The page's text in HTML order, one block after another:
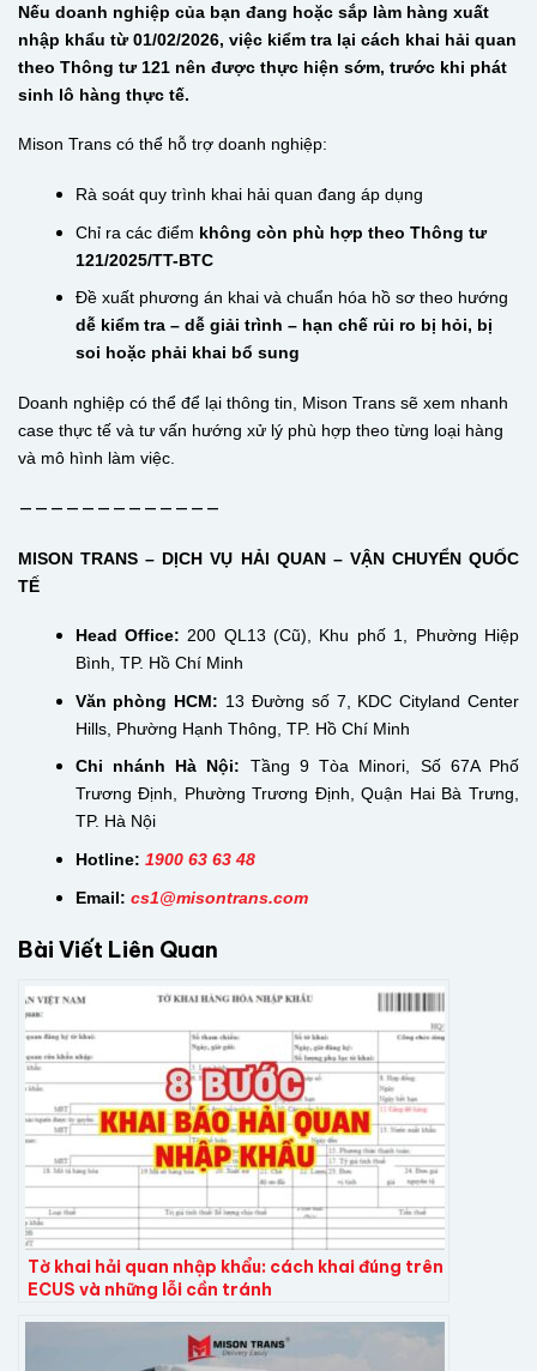
Nếu doanh nghiệp của bạn đang hoặc sắp làm hàng xuất
nhập khẩu từ 01/02/2026, việc kiểm tra lại cách khai hải quan
theo Thông tư 121 nên được thực hiện sớm, trước khi phát
sinh lô hàng thực tế.
Mison Trans có thể hỗ trợ doanh nghiệp:
Rà soát quy trình khai hải quan đang áp dụng
Chỉ ra các điểm không còn phù hợp theo Thông tư
121/2025/TT-BTC
Đề xuất phương án khai và chuẩn hóa hồ sơ theo hướng
dễ kiểm tra – dễ giải trình – hạn chế rủi ro bị hỏi, bị
soi hoặc phải khai bổ sung
Doanh nghiệp có thể để lại thông tin, Mison Trans sẽ xem nhanh
case thực tế và tư vấn hướng xử lý phù hợp theo từng loại hàng
và mô hình làm việc.
—————————————
MISON TRANS – DỊCH VỤ HẢI QUAN – VẬN CHUYỂN QUỐC
TẾ
Head Office: 200 QL13 (Cũ), Khu phố 1, Phường Hiệp
Bình, TP. Hồ Chí Minh
Văn phòng HCM: 13 Đường số 7, KDC Cityland Center
Hills, Phường Hạnh Thông, TP. Hồ Chí Minh
Chi nhánh Hà Nội: Tầng 9 Tòa Minori, Số 67A Phố
Trương Định, Phường Trương Định, Quận Hai Bà Trưng,
TP. Hà Nội
Hotline: 1900 63 63 48
Email: cs1@misontrans.com
Bài Viết Liên Quan
Tờ khai hải quan nhập khẩu: cách khai đúng trên
ECUS và những lỗi cần tránh